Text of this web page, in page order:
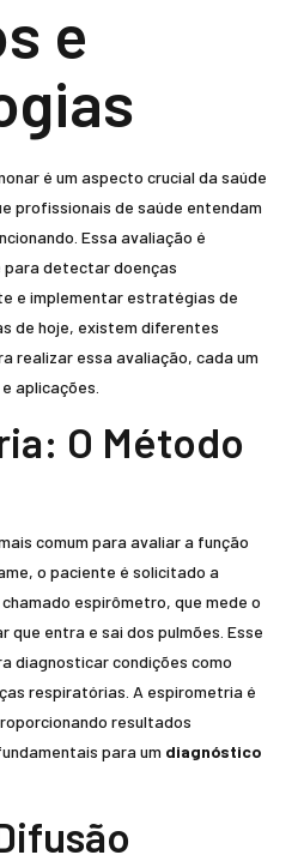
e
é um aspecto crucial da saúde
profissionais de saúde entendam
Essa avaliação é
detectar doenças
e implementar estratégias de
de hoje, existem diferentes
realizar essa avaliação, cada um
aplicações.
O Método
comum para avaliar a função
o paciente é solicitado a
espirômetro, que mede o
que entra e sai dos pulmões. Esse
diagnosticar condições como
respiratórias. A espirometria é
resultados
para um diagnóstico